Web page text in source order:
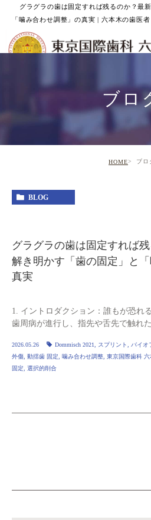
グラグラの歯は固定すれば残るのか？最
「噛み合わせ調整」の真実 | 六本木の歯医
ブロ
HOME ブロ
BLOG
グラグラの歯は固定すれば
解き明かす「歯の固定」と
真実
1. イントロダクション：誰もが恐れ
歯周病が進行し、指先や舌先で触れ
2026.05.26 Dommisch 2021, スプリント, バイオ
外傷, 動揺歯 固定, 噛み合わせ調整, 東京国際歯科 六
固定, 選択的削合